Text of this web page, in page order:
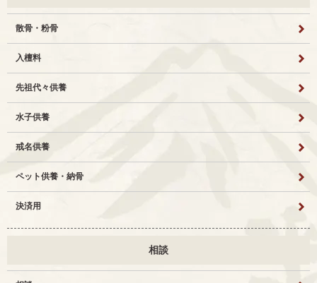
散骨・粉骨
入檀料
先祖代々供養
水子供養
戒名供養
ペット供養・納骨
決済用
相談